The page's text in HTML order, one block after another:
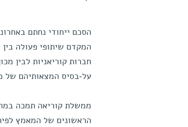
הסכם ייחודי נחתם
המקדם שיתופי פעולה
חברות קוריאניות לבין
על-בסיס המצאותיהם של
ממשלת קוריאה תמכה
הראשונים של המאמץ